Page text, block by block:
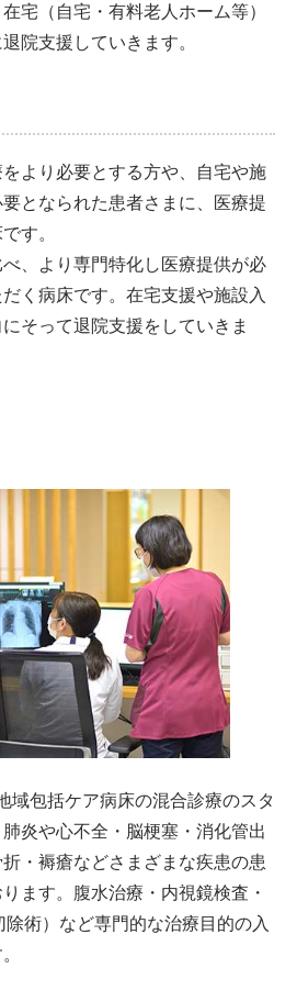
宅（自宅・有料老人ホーム等）
院支援していきます。
より必要とする方や、自宅や施
となられた患者さまに、医療提
す。
、より専門特化し医療提供が必
く病床です。在宅支援や施設入
そって退院支援をしていきま
域包括ケア病床の混合診療のスタ
炎や心不全・脳梗塞・消化管出
・褥瘡などさまざまな疾患の患
ます。腹水治療・内視鏡検査・
術）など専門的な治療目的の入